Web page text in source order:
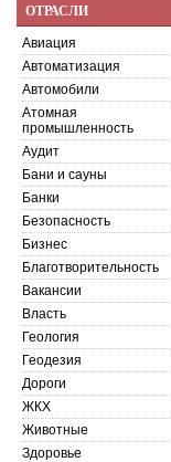
ОТРАСЛИ
Авиация
Автоматизация
Автомобили
Атомная
промышленность
Аудит
Бани и сауны
Банки
Безопасность
Бизнес
Благотворительность
Вакансии
Власть
Геология
Геодезия
Дороги
ЖКХ
Животные
Здоровье